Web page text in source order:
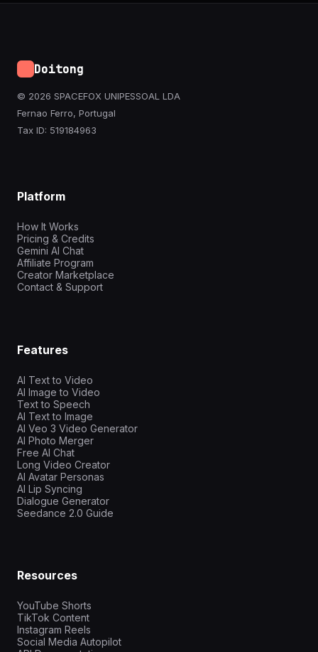
Doitong
© 2026 SPACEFOX UNIPESSOAL LDA
Fernao Ferro, Portugal
Tax ID: 519184963
Platform
How It Works
Pricing & Credits
Gemini AI Chat
Affiliate Program
Creator Marketplace
Contact & Support
Features
AI Text to Video
AI Image to Video
Text to Speech
AI Text to Image
AI Veo 3 Video Generator
AI Photo Merger
Free AI Chat
Long Video Creator
AI Avatar Personas
AI Lip Syncing
Dialogue Generator
Seedance 2.0 Guide
Resources
YouTube Shorts
TikTok Content
Instagram Reels
Social Media Autopilot